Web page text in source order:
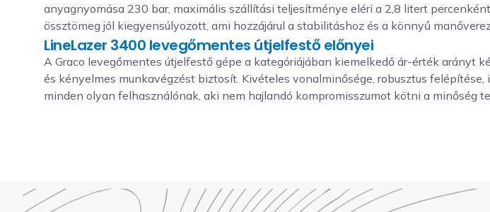
anyagnyomása 230 bar, maximális szállítási teljesítménye eléri a 2,8 litert
össztömeg jól kiegyensúlyozott, ami hozzájárul a stabilitáshoz és a könnyű
LineLazer 3400 levegőmentes útjelfestő előnyei
A Graco levegőmentes útjelfestő gépe a kategóriájában kiemelkedő ár-érték arányt
és kényelmes munkavégzést biztosít. Kivételes vonalminősége, robusztus
minden olyan felhasználónak, aki nem hajlandó kompromisszumot kötni a minőség